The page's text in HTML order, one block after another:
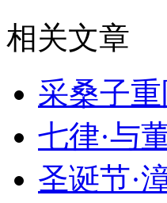
相关文章
采桑子重
七律·与
圣诞节·